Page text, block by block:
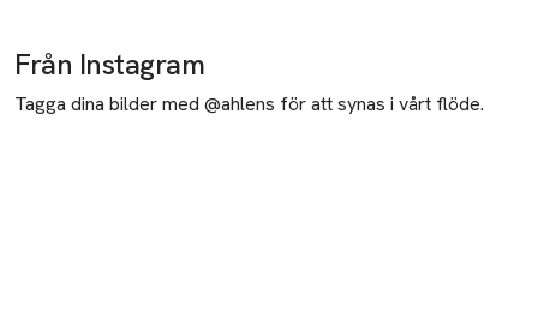
Från Instagram
Tagga dina bilder med @ahlens för att synas i vårt flöde.